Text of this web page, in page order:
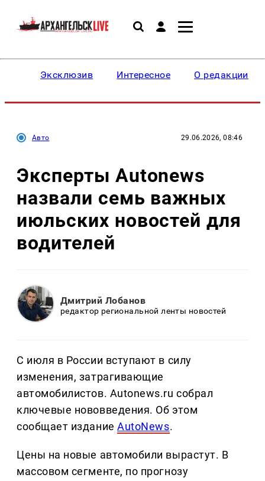
Эксклюзив Интересное О редакции
Авто 29.06.2026, 08:46
Эксперты Autonews
назвали семь важных
июльских новостей для
водителей
Дмитрий Лобанов
редактор региональной ленты новостей
С июля в России вступают в силу
изменения, затрагивающие
автомобилистов. Autonews.ru собрал
ключевые нововведения. Об этом
сообщает изданиеAutoNews.
Цены на новые автомобили вырастут. В
массовом сегменте, по прогнозу